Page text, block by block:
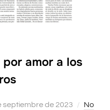
amor a los
septiembre de 2023
No